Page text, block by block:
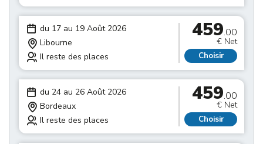
du 17 au 19 Août 2026
Libourne
Il reste des places
459.00
€ Net
Choisir
du 24 au 26 Août 2026
Bordeaux
Il reste des places
459.00
€ Net
Choisir